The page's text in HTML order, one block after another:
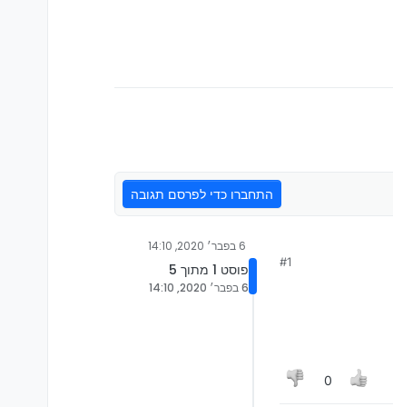
התחברו כדי לפרסם תגובה
#1
0
6 בפבר׳ 2020, 14:10
פוסט 1 מתוך 5
6 בפבר׳ 2020, 14:10